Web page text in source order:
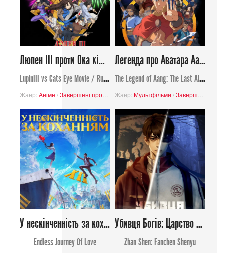
Люпен ІІІ проти Ока кішки
LupinIII vs Cats Eye Movie / Rupan Sansei VS Kyattsu Ai
Жанр: Аніме /Завершені проєкти /Екшн /Пригоди/Комедія/Кримінал
Легенда про Аватара Аанґа: Останній маг повітря
The Legend of Aang: The Last Airbender
Жанр: Мультфільми /Завершені проєкти
У нескінченність за коханням
Endless Journey Of Love
Убивця Богів: Царство Богів у світі смертних
Zhan Shen: Fanchen Shenyu